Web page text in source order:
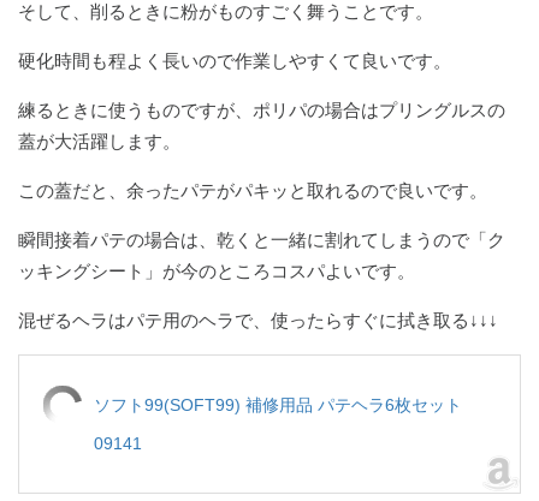
そして、削るときに粉がものすごく舞うことです。
硬化時間も程よく長いので作業しやすくて良いです。
練るときに使うものですが、ポリパの場合はプリングルスの
蓋が大活躍します。
この蓋だと、余ったパテがパキッと取れるので良いです。
瞬間接着パテの場合は、乾くと一緒に割れてしまうので「ク
ッキングシート」が今のところコスパよいです。
混ぜるヘラはパテ用のヘラで、使ったらすぐに拭き取る↓↓↓
ソフト99(SOFT99) 補修用品 パテヘラ6枚セット
09141